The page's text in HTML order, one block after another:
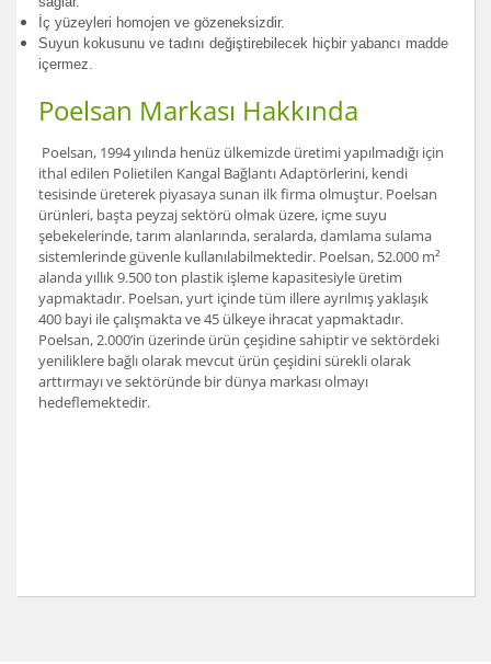
İç yüzeyleri homojen ve gözeneksizdir.
Suyun kokusunu ve tadını değiştirebilecek hiçbir yabancı madde
içermez.
Poelsan Markası Hakkında
Poelsan, 1994 yılında henüz ülkemizde üretimi yapılmadığı için
ithal edilen Polietilen Kangal Bağlantı Adaptörlerini, kendi
tesisinde üreterek piyasaya sunan ilk firma olmuştur. Poelsan
ürünleri, başta peyzaj sektörü olmak üzere, içme suyu
şebekelerinde, tarım alanlarında, seralarda, damlama sulama
sistemlerinde güvenle kullanılabilmektedir. Poelsan, 52.000 m²
alanda yıllık 9.500 ton plastik işleme kapasitesiyle üretim
yapmaktadır. Poelsan, yurt içinde tüm illere ayrılmış yaklaşık
400 bayi ile çalışmakta ve 45 ülkeye ihracat yapmaktadır.
Poelsan, 2.000’in üzerinde ürün çeşidine sahiptir ve sektördeki
yeniliklere bağlı olarak mevcut ürün çeşidini sürekli olarak
arttırmayı ve sektöründe bir dünya markası olmayı
hedeflemektedir.